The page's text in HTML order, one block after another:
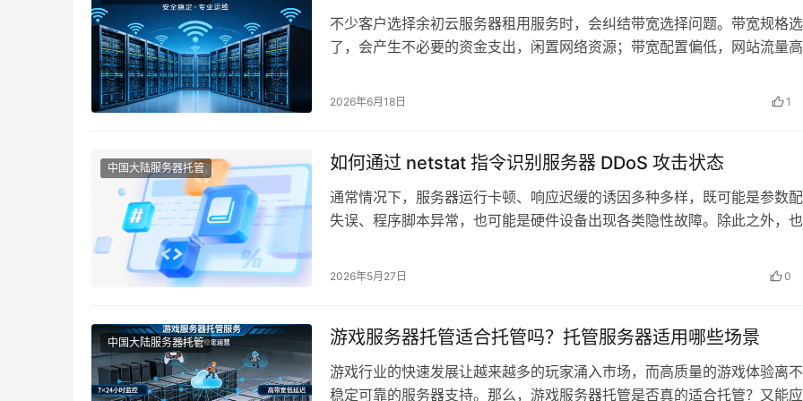
不少客户选择余初云服务器租用服务时，会纠结带宽选择问题。带宽规格
了，会产生不必要的资金支出，闲置网络资源；带宽配置偏低，网站流量高
2026年6月18日 1
中国大陆服务器托管 如何通过 netstat 指令识别服务器 DDoS 攻击状态
通常情况下，服务器运行卡顿、响应迟缓的诱因多种多样，既可能是参数
失误、程序脚本异常，也可能是硬件设备出现各类隐性故障。除此之外，也
2026年5月27日 0
中国大陆服务器托管 游戏服务器托管适合托管吗？托管服务器适用哪些场景
游戏行业的快速发展让越来越多的玩家涌入市场，而高质量的游戏体验离
稳定可靠的服务器支持。那么，游戏服务器托管是否真的适合托管？又能应